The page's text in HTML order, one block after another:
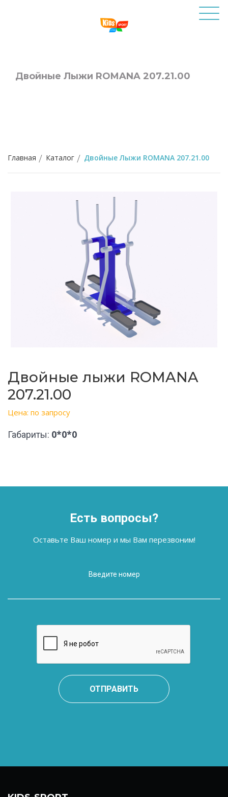
Двойные Лыжи ROMANA 207.21.00
Главная Каталог Двойные Лыжи ROMANA 207.21.00
Двойные лыжи ROMANA
207.21.00
Цена: по запросу
Габариты: 0*0*0
Есть вопросы?
Оставьте Ваш номер и мы Вам перезвоним!
ОТПРАВИТЬ